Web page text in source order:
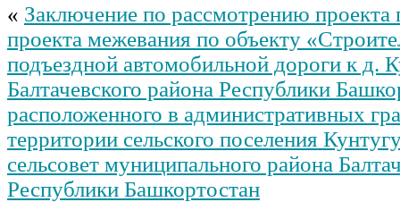
« Заключение по рассмотрению проекта
проекта межевания по объекту
подъездной автомобильной дороги к д.
Балтачевского района Республики
расположенного в административных
территории сельского поселения
сельсовет муниципального района
Республики Башкортостан